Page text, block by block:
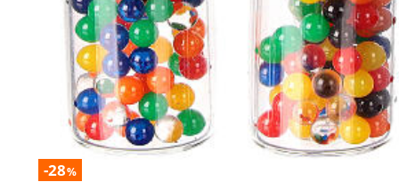
-28%